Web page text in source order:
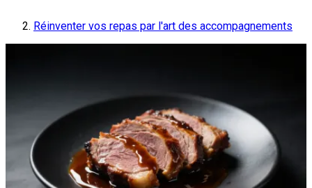
Réinventer vos repas par l'art des accompagnements